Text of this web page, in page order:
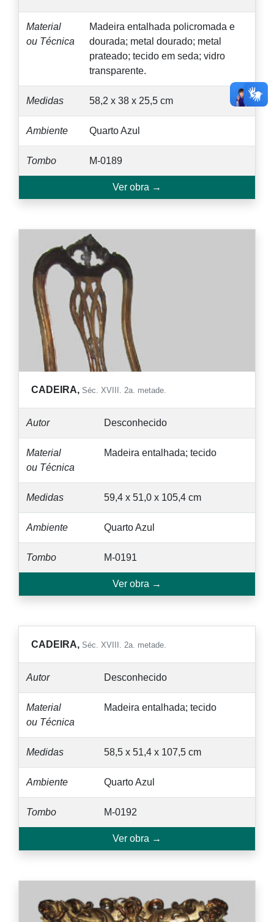
Material
ou Técnica
Madeira entalhada policromada e
dourada; metal dourado; metal
prateado; tecido em seda; vidro
transparente.
Medidas 58,2 x 38 x 25,5 cm
Ambiente Quarto Azul
Tombo M-0189
Ver obra →
CADEIRA, Séc. XVIII. 2a. metade.
Autor Desconhecido
Material
ou Técnica
Madeira entalhada; tecido
Medidas 59,4 x 51,0 x 105,4 cm
Ambiente Quarto Azul
Tombo M-0191
Ver obra →
CADEIRA, Séc. XVIII. 2a. metade.
Autor Desconhecido
Material
ou Técnica
Madeira entalhada; tecido
Medidas 58,5 x 51,4 x 107,5 cm
Ambiente Quarto Azul
Tombo M-0192
Ver obra →